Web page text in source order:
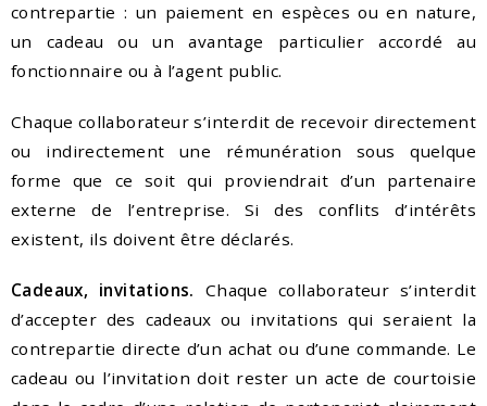
contrepartie : un paiement en espèces ou en nature,
un cadeau ou un avantage particulier accordé au
fonctionnaire ou à l’agent public.
Chaque collaborateur s’interdit de recevoir directement
ou indirectement une rémunération sous quelque
forme que ce soit qui proviendrait d’un partenaire
externe de l’entreprise. Si des conflits d’intérêts
existent, ils doivent être déclarés.
Cadeaux, invitations. Chaque collaborateur s’interdit
d’accepter des cadeaux ou invitations qui seraient la
contrepartie directe d’un achat ou d’une commande. Le
cadeau ou l’invitation doit rester un acte de courtoisie